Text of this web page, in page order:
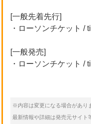
[一般先着先行]
・ローソンチケット /
[一般発売]
・ローソンチケット /
※内容は変更になる場合があり
最新情報や詳細は発売元サイト